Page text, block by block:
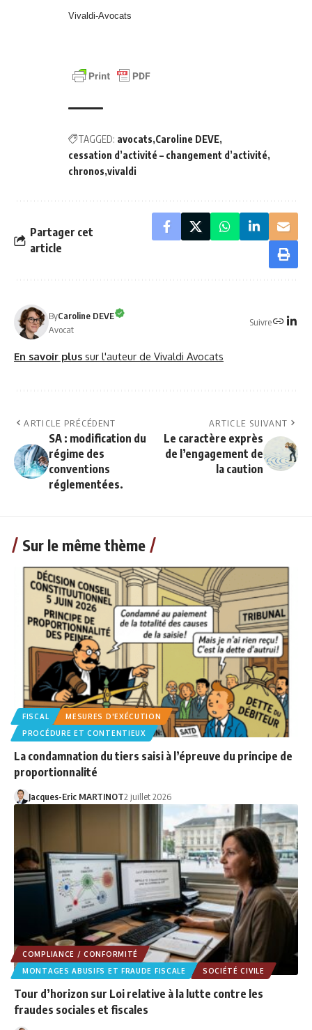
Vivaldi-Avocats
TAGGED: avocats Caroline DEVE
cessation d’activité – changement d’activité
chronos vivaldi
Partager cet
article
ByCaroline DEVE
Avocat
Suivre
En savoir plus sur l'auteur de Vivaldi Avocats
ARTICLE PRÉCÉDENT
SA : modification du
régime des
conventions
réglementées.
ARTICLE SUIVANT
Le caractère exprès
de l’engagement de
la caution
Sur le même thème
FISCAL
MESURES D'EXÉCUTION
PROCÉDURE ET CONTENTIEUX
La condamnation du tiers saisi à l’épreuve du principe de
proportionnalité
Jacques-Eric MARTINOT2 juillet 2026
COMPLIANCE / CONFORMITÉ
MONTAGES ABUSIFS ET FRAUDE FISCALE
SOCIÉTÉ CIVILE
Tour d’horizon sur Loi relative à la lutte contre les
fraudes sociales et fiscales